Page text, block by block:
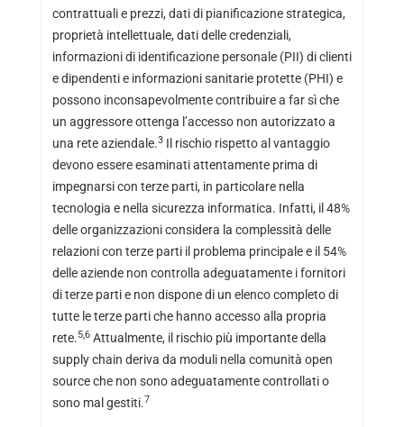
contrattuali e prezzi, dati di pianificazione strategica,
proprietà intellettuale, dati delle credenziali,
informazioni di identificazione personale (PII) di clienti
e dipendenti e informazioni sanitarie protette (PHI) e
possono inconsapevolmente contribuire a far sì che
un aggressore ottenga l’accesso non autorizzato a
una rete aziendale.3Il rischio rispetto al vantaggio
devono essere esaminati attentamente prima di
impegnarsi con terze parti, in particolare nella
tecnologia e nella sicurezza informatica. Infatti, il 48%
delle organizzazioni considera la complessità delle
relazioni con terze parti il problema principale e il 54%
delle aziende non controlla adeguatamente i fornitori
di terze parti e non dispone di un elenco completo di
tutte le terze parti che hanno accesso alla propria
rete.5,6Attualmente, il rischio più importante della
supply chain deriva da moduli nella comunità open
source che non sono adeguatamente controllati o
sono mal gestiti.7